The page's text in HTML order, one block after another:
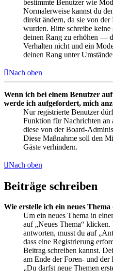
bestimmte Benutzer wie
Normalerweise kannst du
direkt ändern, da sie von
wurden. Bitte schreibe
deinen Rang zu erhöhen —
Verhalten nicht und ein
deinen Rang unter
Nach oben
Wenn ich bei einem Benutzer
werde ich aufgefordert, mich
Nur registrierte Benutzer
Funktion für Nachrichten an
diese von der Board-
Diese Maßnahme soll den
Gäste verhindern.
Nach oben
Beiträge schreiben
Wie erstelle ich ein neues
Um ein neues Thema in
auf „Neues Thema“
antworten, musst du auf
dass eine Registrierung
Beitrag schreiben kannst.
am Ende der Foren- und
„Du darfst neue Themen